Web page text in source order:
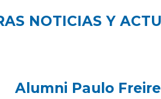
NOTICIAS Y
Alumni Paulo Freire